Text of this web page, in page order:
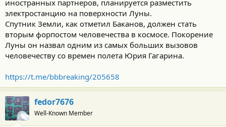
иностранных партнеров, планируется разместить
электростанцию на поверхности Луны.
Спутник Земли, как отметил Баканов, должен стать
вторым форпостом человечества в космосе. Покорение
Луны он назвал одним из самых больших вызовов
человечеству со времен полета Юрия Гагарина.
https://t.me/bbbreaking/205658
fedor7676
Well-Known Member